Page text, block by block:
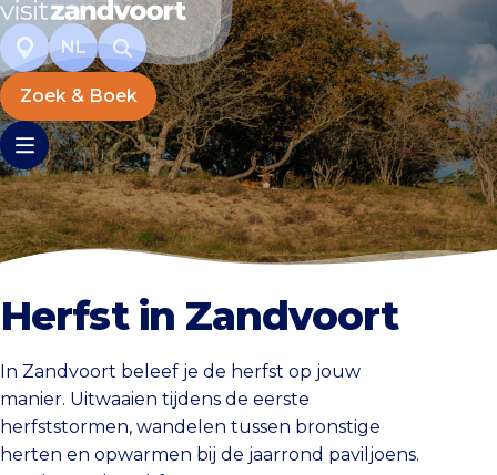
NL
Zoek & Boek
Herfst in Zandvoort
In Zandvoort beleef je de herfst op jouw
manier. Uitwaaien tijdens de eerste
herfststormen, wandelen tussen bronstige
herten en opwarmen bij de jaarrond paviljoens.